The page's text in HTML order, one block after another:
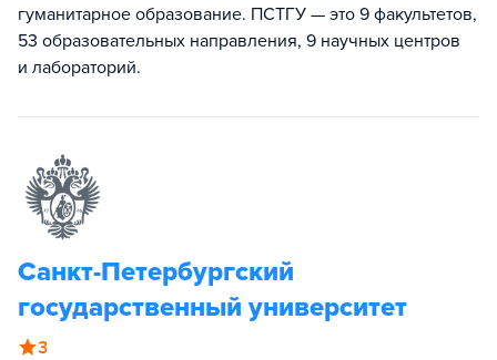
гуманитарное образование. ПСТГУ — это 9 факультетов,
53 образовательных направления, 9 научных центров
и лабораторий.
Санкт-Петербургский
государственный университет
3